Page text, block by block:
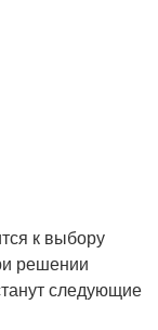
к выбору
решении
следующие